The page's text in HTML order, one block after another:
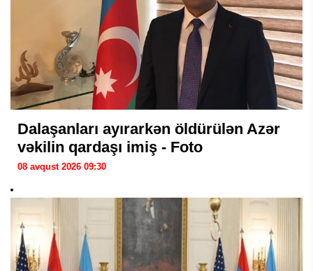
Dalaşanları ayırarkən öldürülən Azər
vəkilin qardaşı imiş - Foto
08 avqust 2026 09:30